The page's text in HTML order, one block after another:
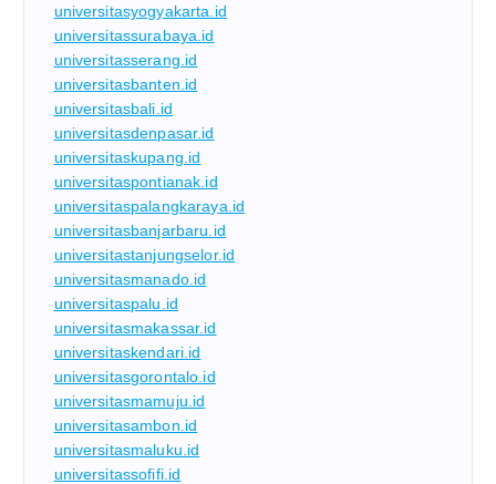
universitasyogyakarta.id
universitassurabaya.id
universitasserang.id
universitasbanten.id
universitasbali.id
universitasdenpasar.id
universitaskupang.id
universitaspontianak.id
universitaspalangkaraya.id
universitasbanjarbaru.id
universitastanjungselor.id
universitasmanado.id
universitaspalu.id
universitasmakassar.id
universitaskendari.id
universitasgorontalo.id
universitasmamuju.id
universitasambon.id
universitasmaluku.id
universitassofifi.id